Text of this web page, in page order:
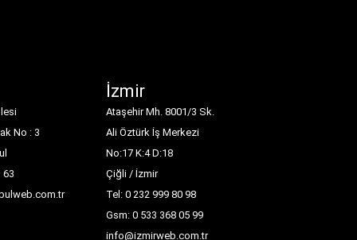
No : 3
63
İzmir
Ataşehir Mh. 8001/3 Sk.
Ali Öztürk İş Merkezi
No:17 K:4 D:18
Çiğli / İzmir
Tel: 0 232 999 80 98
Gsm: 0 533 368 05 99
info@izmirweb.com.tr